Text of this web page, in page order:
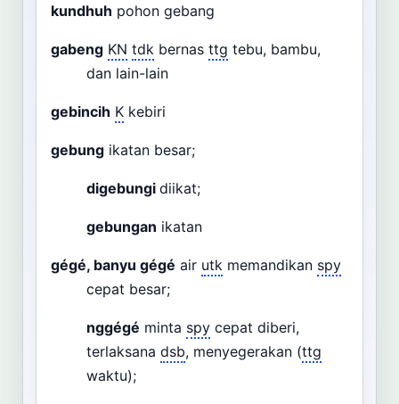
kundhuh pohon gebang
gabeng KN tdk bernas ttg tebu, bambu,
dan lain-lain
gebincih K kebiri
gebung ikatan besar;
digebungi diikat;
gebungan ikatan
gégé, banyu gégé air utk memandikan spy
cepat besar;
nggégé minta spy cepat diberi,
terlaksana dsb, menyegerakan (ttg
waktu);